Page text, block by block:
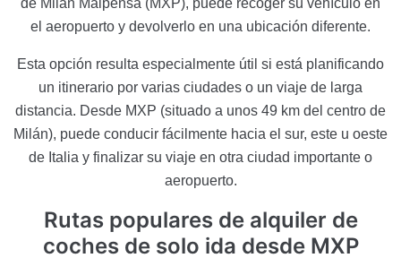
el aeropuerto y devolverlo en una ubicación diferente.
Esta opción resulta especialmente útil si está planificando
un itinerario por varias ciudades o un viaje de larga
distancia. Desde MXP (situado a unos 49 km del centro de
Milán), puede conducir fácilmente hacia el sur, este u oeste
de Italia y finalizar su viaje en otra ciudad importante o
aeropuerto.
Rutas populares de alquiler de
coches de solo ida desde MXP